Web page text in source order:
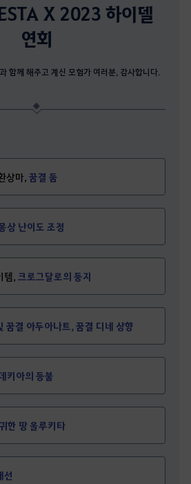
X 2023 하이델
연회
함께 해주고 계신 모험가 여러분, 감사합니다.
상마, 꿈결 둠
상 난이도 조정
템, 크로그달로의 둥지
꿈결 아두아나트, 꿈결 디네 상향
키아의 등불
한 땅 울루키타
선